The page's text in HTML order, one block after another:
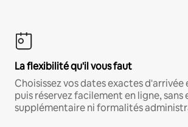
La flexibilité qu'il vous faut
Choisissez vos dates exactes
puis réservez facilement en ligne,
supplémentaire ni formalités